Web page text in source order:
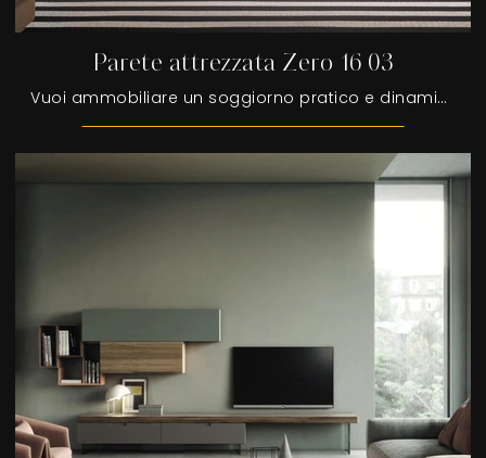
Parete attrezzata Zero 16 03
Vuoi ammobiliare un soggiorno pratico e dinamico? Ecco a te la parete attrezzata Parete attrezzata Zero 16 03 Devina Nais dalle linee decise moderne.